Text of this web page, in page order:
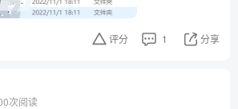
评分 1 分享
次阅读